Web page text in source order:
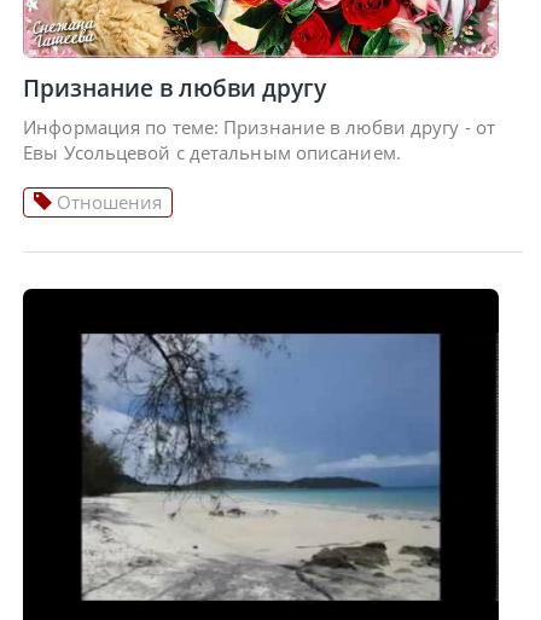
Признание в любви другу
Информация по теме: Признание в любви другу - от
Евы Усольцевой с детальным описанием.
Отношения